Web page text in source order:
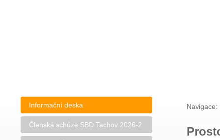
Informační deska
Členská schůze SBD Tachov 2026-2
Navigace: